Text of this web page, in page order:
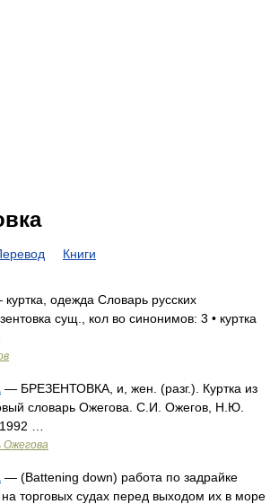
Книги
одежда Словарь русских
сущ., кол во синонимов: 3 • куртка
— БРЕЗЕНТОВКА, и, жен. (разг.). Куртка из
словарь Ожегова. С.И. Ожегов, Н.Ю.
…
Ожегова
— (Battening down) работа по задрайке
на торговых судах перед выходом их в море